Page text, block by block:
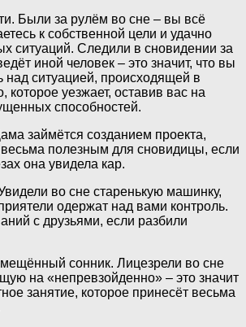
Были за рулём во сне – вы всё
к собственной цели и удачно
ситуаций. Следили в сновидении за
иной человек – это значит, что вы
над ситуацией, происходящей в
которое уезжает, оставив вас на
способностей.
займётся созданием проекта,
полезным для сновидицы, если
она увидела кар.
во сне старенькую машинку,
одержат над вами контроль.
с друзьями, если разбили
сонник. Лицезрели во сне
на «непревзойденно» – это значит
занятие, которое принесёт весьма